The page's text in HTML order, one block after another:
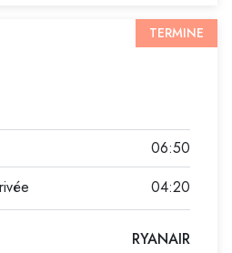
RYANAIR
TERMINE
06:50
04:20